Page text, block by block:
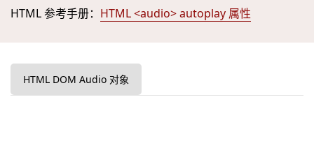
HTML 参考手册： HTML <audio> autoplay 属性
HTML DOM Audio 对象